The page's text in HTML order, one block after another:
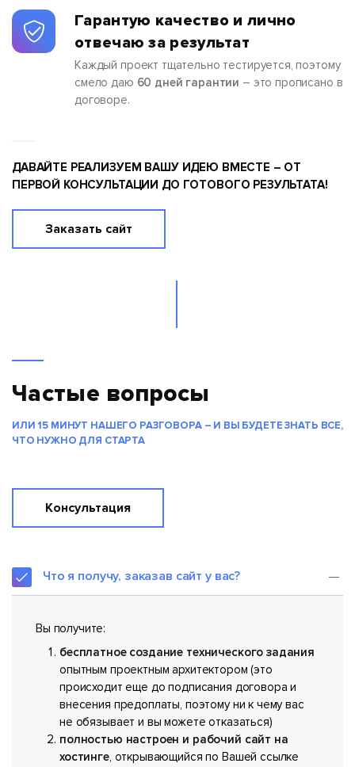
Гарантую качество и лично
отвечаю за результат
Каждый проект тщательно тестируется, поэтому
смело даю 60 дней гарантии – это прописано в
договоре.
ДАВАЙТЕ РЕАЛИЗУЕМ ВАШУ ИДЕЮ ВМЕСТЕ – ОТ
ПЕРВОЙ КОНСУЛЬТАЦИИ ДО ГОТОВОГО РЕЗУЛЬТАТА!
Заказать сайт
Частые вопросы
ИЛИ 15 МИНУТ НАШЕГО РАЗГОВОРА – И ВЫ БУДЕТЕ ЗНАТЬ ВСЕ,
ЧТО НУЖНО ДЛЯ СТАРТА
Консультация
Что я получу, заказав сайт у вас?
Вы получите:
бесплатное создание технического задания
опытным проектным архитектором (это
происходит еще до подписания договора и
внесения предоплаты, поэтому ни к чему вас
не обязывает и вы можете отказаться)
полностью настроен и рабочий сайт на
хостинге, открывающийся по Вашей ссылке